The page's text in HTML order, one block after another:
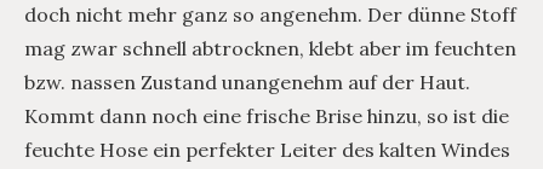
doch nicht mehr ganz so angenehm. Der dünne Stoff
mag zwar schnell abtrocknen, klebt aber im feuchten
bzw. nassen Zustand unangenehm auf der Haut.
Kommt dann noch eine frische Brise hinzu, so ist die
feuchte Hose ein perfekter Leiter des kalten Windes